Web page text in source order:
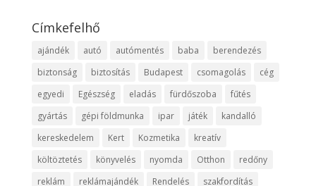
Címkefelhő
ajándék autó autómentés baba
berendezés
biztonság
biztosítás Budapest csomagolás
cég
egyedi
Egészség eladás fürdőszoba
fűtés
gyártás
gépi földmunka ipar játék
kandalló
kereskedelem
Kert Kozmetika
kreatív
költöztetés
könyvelés nyomda Otthon
redőny
reklám
reklámajándék Rendelés szakfordítás